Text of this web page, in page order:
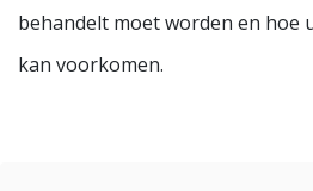
behandelt moet worden en hoe
kan voorkomen.